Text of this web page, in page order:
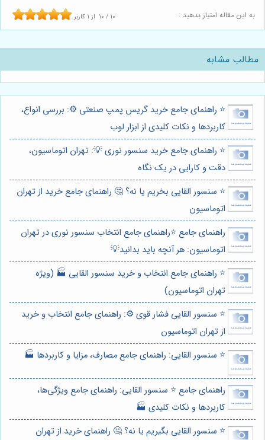
به این مقاله امتیاز بدهید : 10 / 10 از 1 کاربر
مطالب مشابه
⭐️ راهنمای جامع خرید گریس پمپ صنعتی ⚙️: بررسی انواع،
کاربردها و نکات کلیدی از ابزار لوب
⭐️ راهنمای جامع خرید سنسور نوری 💡: تهران اتوماسیون،
دقت و کارایی در یک نگاه
⭐️ سنسور القایی بخریم یا نه؟ 🤔 راهنمای جامع خرید از تهران
اتوماسیون
راهنمای جامع ⭐️راهنمای جامع انتخاب سنسور نوری در تهران
اتوماسیون: هر آنچه باید بدانید💡
⭐️ راهنمای جامع انتخاب و خرید سنسور القایی 🏭 (ویژه
تهران اتوماسیون)
⭐️ سنسور القایی فشار قوی ⚙️: راهنمای جامع انتخاب و خرید
از تهران اتوماسیون
⭐️ سنسور القایی: راهنمای جامع مصارف، مزایا و کاربردها 🏭
راهنمای جامع ⭐️ سنسور القایی: راهنمای جامع ویژگی‌ها،
کاربردها و نکات کلیدی 🏭
⭐️ سنسور القایی بگیریم یا نه؟ 🤔 راهنمای خرید از تهران